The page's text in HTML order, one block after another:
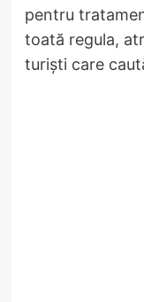
pentru
toată regula,
turiști care